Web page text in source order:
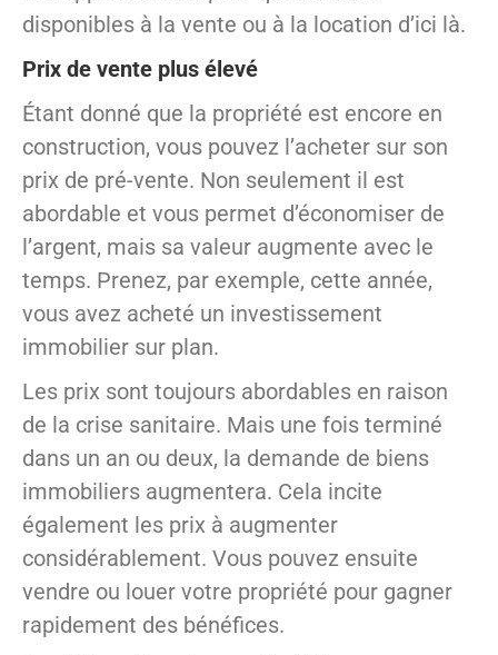
disponibles à la vente ou à la location d’ici là.
Prix ​​de vente plus élevé
Étant donné que la propriété est encore en
construction, vous pouvez l’acheter sur son
prix de pré-vente. Non seulement il est
abordable et vous permet d’économiser de
l’argent, mais sa valeur augmente avec le
temps. Prenez, par exemple, cette année,
vous avez acheté un investissement
immobilier sur plan.
Les prix sont toujours abordables en raison
de la crise sanitaire. Mais une fois terminé
dans un an ou deux, la demande de biens
immobiliers augmentera. Cela incite
également les prix à augmenter
considérablement. Vous pouvez ensuite
vendre ou louer votre propriété pour gagner
rapidement des bénéfices.